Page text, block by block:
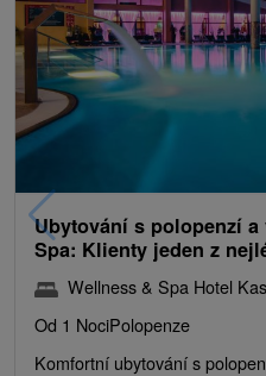
Ubytování s polopenzí
Spa: Klienty jeden z
Wellness & Spa Hotel
Od 1 NociPolopenze
Komfortní ubytování s